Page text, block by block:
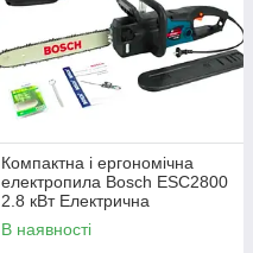
Компактна і ергономічна
електропила Bosch ESC2800
2.8 кВт Електрична
ланцюгова пила Бош шина
40 см
В наявності